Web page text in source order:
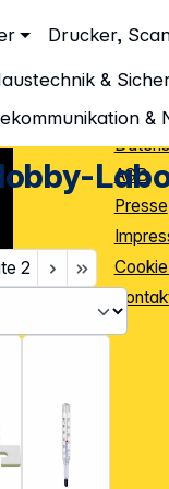
Drucker,
&
&
2
AGB
Presse